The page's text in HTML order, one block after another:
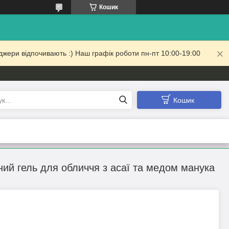
Кошик
відпочивають :) Наш графік роботи пн-пт 10:00-19:00
Кошик
гель для обличчя з асаї та медом манука